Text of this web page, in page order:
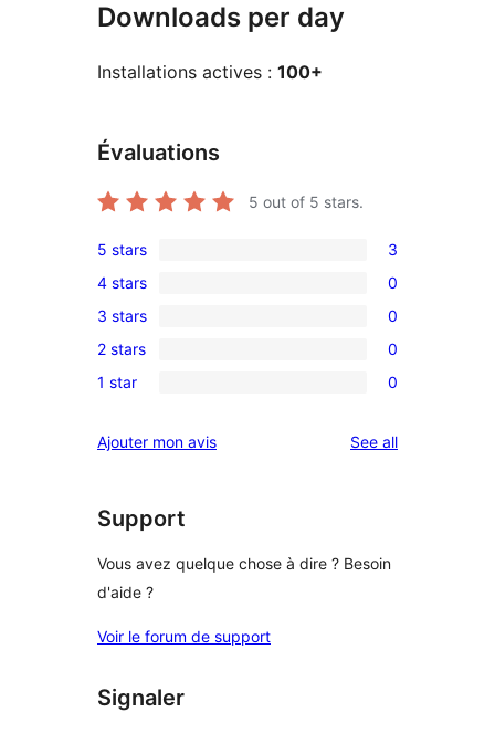
Downloads per day
Installations actives : 100+
Évaluations
5 out of 5 stars.
3
5-
star
reviews
5 stars 3
0
4-
star
reviews
4 stars 0
0
3-
star
3 stars 0
0
2-
reviews
2 stars 0
0
star
1 star 0
Ajouter mon avis See allreviews
Support
Vous avez quelque chose à dire ? Besoin
d'aide ?
Voir le forum de support
Signaler